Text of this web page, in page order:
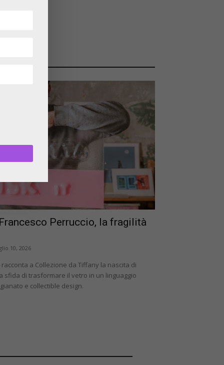
Perruccio, la fragilità
10, 2026
a Collezione da Tiffany la nascita di
sfida di trasformare il vetro in un linguaggio
e collectible design.